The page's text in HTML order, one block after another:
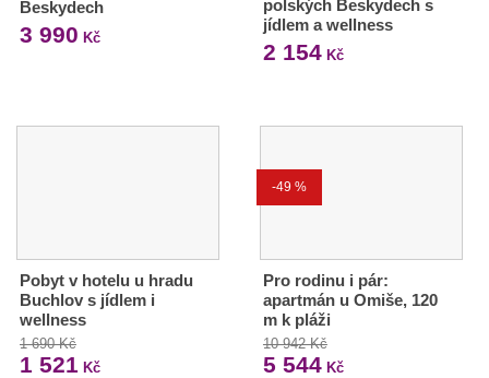
Beskydech
3 990 Kč
polských Beskydech s
jídlem a wellness
2 154Kč
Pobyt v hotelu u hradu
Buchlov s jídlem i
wellness
1 690 Kč
1 521 Kč
-49 %
Pro rodinu i pár:
apartmán u Omiše, 120
m k pláži
10 942 Kč
5 544Kč